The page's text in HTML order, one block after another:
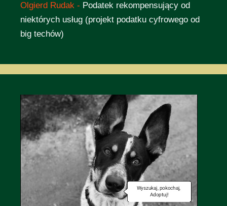
Olgierd Rudak - Podatek rekompensujący od
niektórych usług (projekt podatku cyfrowego od
big techów)